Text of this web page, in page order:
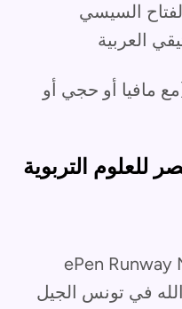
السيسي
العربية
مافيا أو حجي أو
للعلوم التربوية
ePen Runway
في تونس الجيل